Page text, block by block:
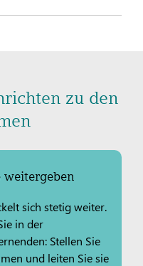
zu den
weitergeben
sich stetig weiter.
in der
Stellen Sie
und leiten Sie sie